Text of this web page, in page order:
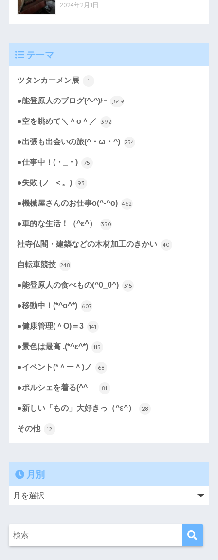
2024年2月1日
テーマ
ツタンカーメン展 1
●能登原人のブログ(^-^)/~ 1,649
●空を眺めて＼＾o＾／ 392
●出張も出会いの旅(^・ω・^) 254
●仕事中！(・_・) 75
●失敗 (ノ_＜。) 93
●機械屋さんのお仕事o(^-^o) 462
●車的な生活！（^ε^） 350
社寺仏閣・建築などの木材加工のきかい 40
自転車競技 248
●能登原人の食べもの(^0_0^) 315
●移動中！(*^o^*) 607
●健康管理(＾O)＝3 141
●景色は最高 .(*^ε^*) 115
●イベント(*＾ー＾)ノ 68
●ポルシェを着る(^^ゞ 81
●新しい「もの」大好きっ（^ε^） 28
その他 12
月別